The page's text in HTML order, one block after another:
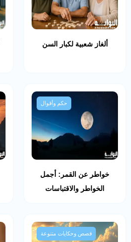
ألغاز شعبية لكبار السن
حكم وأقوال
خواطر عن القمر: أجمل
الخواطر والاقتباسات
قصص وحكايات متنوعة